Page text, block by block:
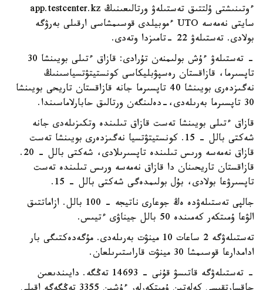
ءوتىنىشتى ۇلتتىق تەستىلەۋ ورتالىعىنىڭ app.testcenter.kz
سايتى نەمەسە UTO ءموبيلدى قوسىمشاسى ارقىلى بەرۋگە
بولادى. تەستىلەۋ 22 -تامىزدا وتەدى.
- تەستىلەۋ ءۇش بولىمنەن تۇرادى: قازاق ءتىلى بويىنشا 30
تاپسىرما، قازاقستان رەسپۋبليكاسى كونستيتۋتسياسىنىڭ
نەگىزدەرى بويىنشا 40 تاپسىرما جانە قازاقستان تاريحى بويىنشا
30 تاپسىرما بەرىلەدى،-دەلىنگەن ورتالىق حابارلاماسىندا.
قازاق ءتىلى بويىنشا تەست قازاق تىلىندە وتكىزىلەدى جانە
شەكتى بالل - 15. كونستيتۋتسيا نەگىزدەرى بويىنشا تەست
قازاق نەمەسە ورىس تىلىندە تاپسىرىلادى، شەكتى بالل - 20.
قازاقستان تاريحىنان دا قازاق نەمەسە ورىس تىلىندە تەست
تاپسىرۋعا بولادى، بۇل بولىمدەگى شەكتى بالل - 15.
جالپى تەستىلەۋدە ەڭ جوعارى ناتيجە - 100 بالل. ازاماتتىق
الۋعا ۇمىتكەر كەمىندە 50 بالل جيناۋى ءتيىس.
تەستىلەۋگە 2 ساعات 10 مينۋت بەرىلەدى. مۇگەدەكتىگى بار
ادامدارعا قوسىمشا 30 مينۋت قاراستىرىلعان.
- تەستىلەۋگە قاتىسۋ قۇنى - 14693 تەڭگە. دايىندىعىن